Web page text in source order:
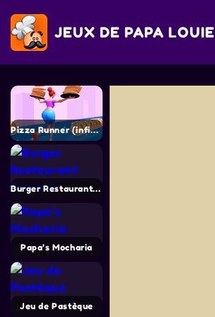
JEUX DE PAPA LOUIE
Pizza Runner (infinity pizza)
Burger Restaurant Express
Papa’s Mocharia
Jeu de Pastèque